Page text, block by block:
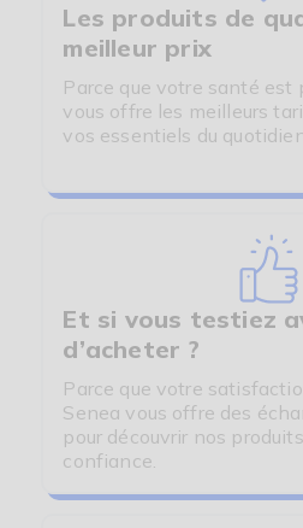
Les produits de
meilleur prix
Parce que votre santé est
vous offre les meilleurs
vos essentiels du
Et si vous testiez
d’acheter ?
Parce que votre
Senea vous offre des
pour découvrir nos
confiance.